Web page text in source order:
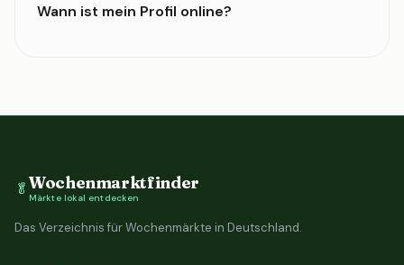
Wann ist mein Profil online?
🥬Wochenmarktfinder
Märkte lokal entdecken
Das Verzeichnis für Wochenmärkte in Deutschland.